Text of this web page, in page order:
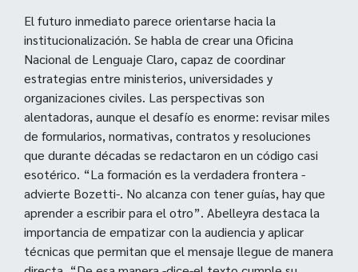
El futuro inmediato parece orientarse hacia la
institucionalización. Se habla de crear una Oficina
Nacional de Lenguaje Claro, capaz de coordinar
estrategias entre ministerios, universidades y
organizaciones civiles. Las perspectivas son
alentadoras, aunque el desafío es enorme: revisar miles
de formularios, normativas, contratos y resoluciones
que durante décadas se redactaron en un código casi
esotérico. “La formación es la verdadera frontera -
advierte Bozetti-. No alcanza con tener guías, hay que
aprender a escribir para el otro”. Abelleyra destaca la
importancia de empatizar con la audiencia y aplicar
técnicas que permitan que el mensaje llegue de manera